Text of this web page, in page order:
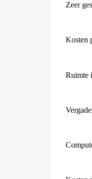
Zeer
Kosten
Ruimte